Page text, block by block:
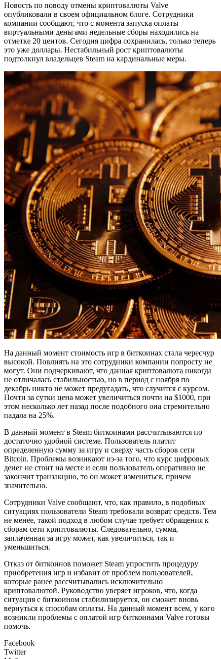
Новость по поводу отмены криптовалюты Valve
опубликовали в своем официальном блоге. Сотрудники
компании сообщают, что с момента запуска оплаты
виртуальными деньгами недельные сборы находились на
отметке 20 центов. Сегодня цифра сохранилась, только теперь
это уже доллары. Нестабильный рост криптовалюты
подтолкнул владельцев Steam на кардинальные меры.
На данный момент стоимость игр в биткоинах стала чересчур
высокой. Повлиять на это сотрудники компании попросту не
могут. Они подчеркивают, что данная криптовалюта никогда
не отличалась стабильностью, но в период с ноября по
декабрь никто не может предугадать, что случится с курсом.
Почти за сутки цена может увеличиться почти на $1000, при
этом несколько лет назад после подобного она стремительно
падала на 25%.
В данный момент в Steam биткоинами рассчитываются по
достаточно удобной системе. Пользователь платит
определенную сумму за игру и сверху часть сборов сети
Bitcoin. Проблемы возникают из-за того, что курс цифровых
денег не стоит на месте и если пользователь оперативно не
закончит транзакцию, то он может измениться, причем
значительно.
Сотрудники Valve сообщают, что, как правило, в подобных
ситуациях пользователи Steam требовали возврат средств. Тем
не менее, такой подход в любом случае требует обращения к
сборам сети криптовалюты. Следовательно, сумма,
заплаченная за игру может, как увеличиться, так и
уменьшиться.
Отказ от биткоинов поможет Steam упростить процедуру
приобретения игр и избавит от проблем пользователей,
которые ранее рассчитывались исключительно
криптовалютой. Руководство уверяет игроков, что, когда
ситуация с биткоином стабилизируется, он сможет вновь
вернуться к способам оплаты. На данный момент всем, у кого
возникли проблемы с оплатой игр биткоинами Valve готовы
помочь.
Facebook
Twitter